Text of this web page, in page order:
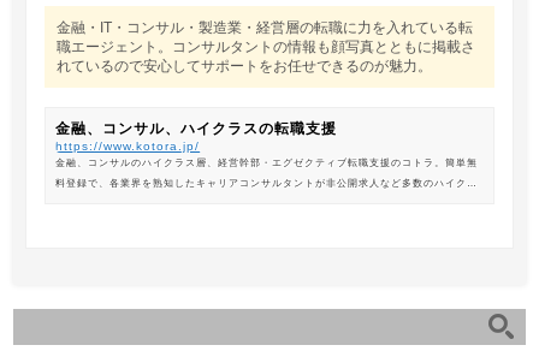
金融・IT・コンサル・製造業・経営層の転職に力を入れている転
職エージェント。コンサルタントの情報も顔写真とともに掲載さ
れているので安心してサポートをお任せできるのが魅力。
金融、コンサル、ハイクラスの転職支援
https://www.kotora.jp/
金融、コンサルのハイクラス層、経営幹部・エグゼクティブ転職支援のコトラ。簡単無
料登録で、各業界を熟知したキャリアコンサルタントが非公開求人など多数のハイクラ